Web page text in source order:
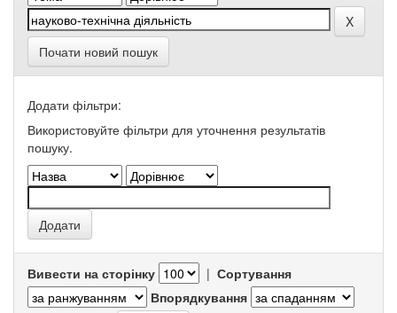
Почати новий пошук
Додати фільтри:
Використовуйте фільтри для уточнення результатів
пошуку.
Вивести на сторінку | Сортування
Впорядкування